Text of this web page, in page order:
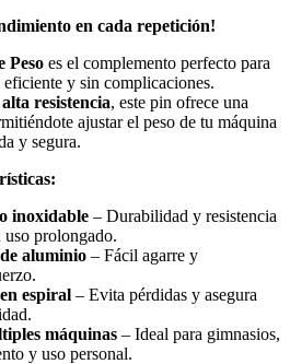
en cada repetición!
Peso es el complemento perfecto para
y sin complicaciones.
alta resistencia, este pin ofrece una
ajustar el peso de tu máquina
y segura.
inoxidable – Durabilidad y resistencia
uso prolongado.
aluminio – Fácil agarre y
espiral – Evita pérdidas y asegura
máquinas – Ideal para gimnasios,
y uso personal.